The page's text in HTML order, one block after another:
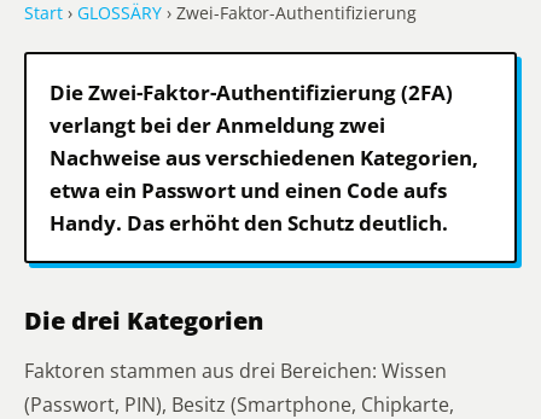
Start › GLOSSÄRY › Zwei-Faktor-Authentifizierung
Die Zwei-Faktor-Authentifizierung (2FA)
verlangt bei der Anmeldung zwei
Nachweise aus verschiedenen Kategorien,
etwa ein Passwort und einen Code aufs
Handy. Das erhöht den Schutz deutlich.
Die drei Kategorien
Faktoren stammen aus drei Bereichen: Wissen
(Passwort, PIN), Besitz (Smartphone, Chipkarte,